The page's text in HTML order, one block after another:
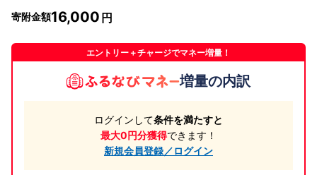
寄附金額16,000
エントリー＋チャージでマネー増量！
増量の内訳
ログインして条件を満たすと
最大0円分獲得できます！
新規会員登録／ログイン